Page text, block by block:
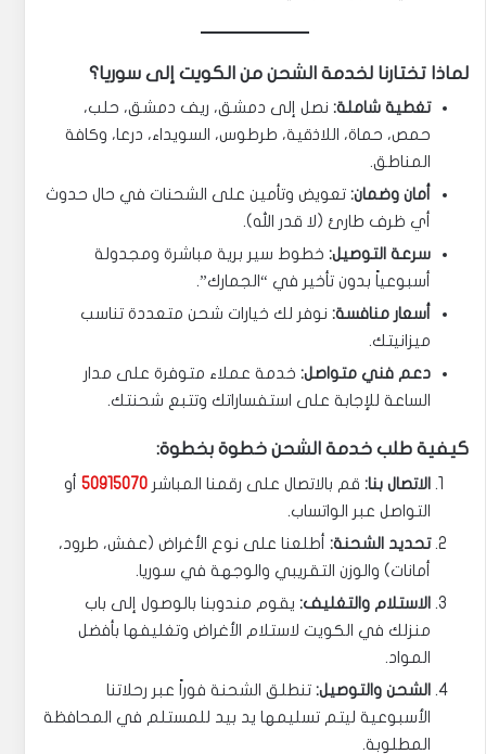
لماذا تختارنا لخدمة الشحن من الكويت إلى سوريا؟
تغطية شاملة: نصل إلى دمشق، ريف دمشق، حلب،
حمص، حماة، اللاذقية، طرطوس، السويداء، درعا، وكافة
المناطق.
أمان وضمان: تعويض وتأمين على الشحنات في حال حدوث
أي ظرف طارئ (لا قدر الله).
سرعة التوصيل: خطوط سير برية مباشرة ومجدولة
أسبوعياً بدون تأخير في “الجمارك”.
أسعار منافسة: نوفر لك خيارات شحن متعددة تناسب
ميزانيتك.
دعم فني متواصل: خدمة عملاء متوفرة على مدار
الساعة للإجابة على استفساراتك وتتبع شحنتك.
كيفية طلب خدمة الشحن خطوة بخطوة:
الاتصال بنا: قم بالاتصال على رقمنا المباشر 50915070 أو
التواصل عبر الواتساب.
تحديد الشحنة: أطلعنا على نوع الأغراض (عفش، طرود،
أمانات) والوزن التقريبي والوجهة في سوريا.
الاستلام والتغليف: يقوم مندوبنا بالوصول إلى باب
منزلك في الكويت لاستلام الأغراض وتغليفها بأفضل
المواد.
الشحن والتوصيل: تنطلق الشحنة فوراً عبر رحلاتنا
الأسبوعية ليتم تسليمها يد بيد للمستلم في المحافظة
المطلوبة.